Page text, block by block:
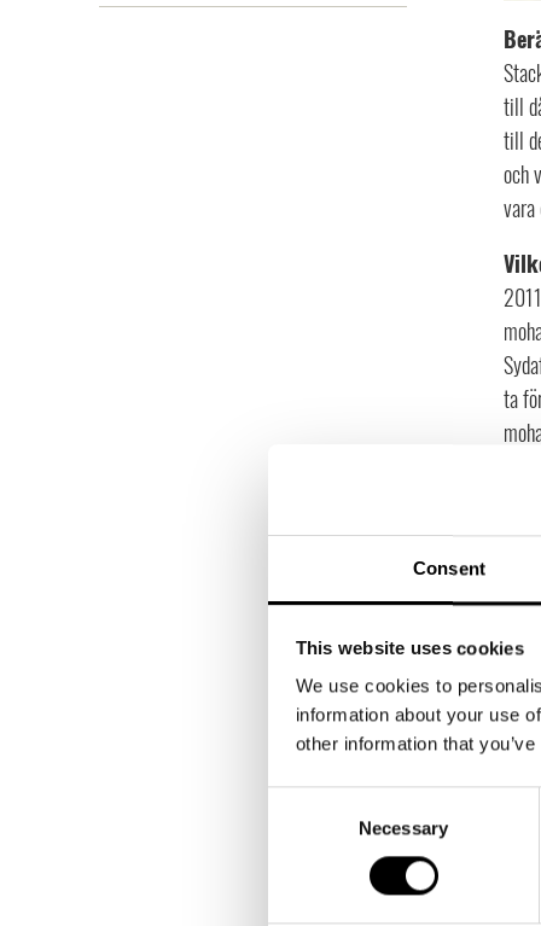
Consent
This website uses cookies
We use cookies to
information about your use
other information that
Necessary
till
till
och
ta
så
av